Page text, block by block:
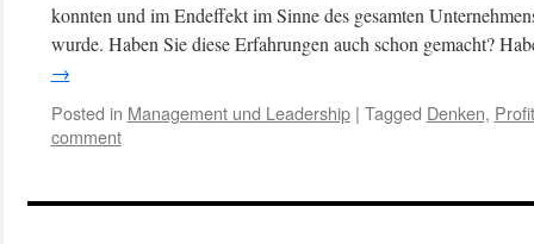
konnten und im Endeffekt im Sinne des gesamten
wurde. Haben Sie diese Erfahrungen auch schon gemacht?
→
Posted in Management und Leadership | Tagged Denken,
comment